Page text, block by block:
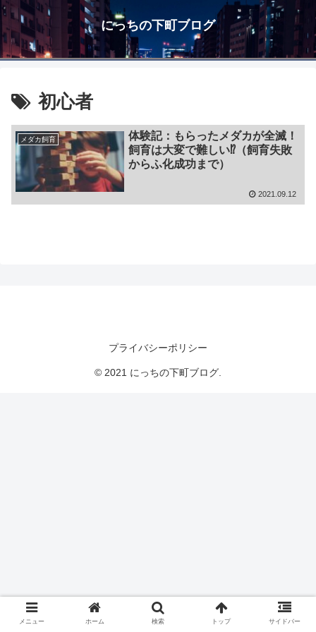
にっちの下町ブログ
初心者
メダカ飼育
体験記：もらったメダカが全滅！
飼育は大変で難しい⁉（飼育失敗
からふ化成功まで）
2021.09.12
プライバシーポリシー
© 2021 にっちの下町ブログ.
メニュー ホーム 検索 トップ サイドバー